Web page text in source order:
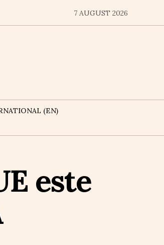
7 AUGUST 2026
(EN)
este